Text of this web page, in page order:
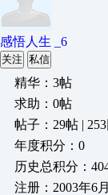
感悟人生 _6
关注 私信
精华：3帖
求助：0帖
帖子：29帖 | 253
年度积分：0
历史总积分：
注册：2003年6